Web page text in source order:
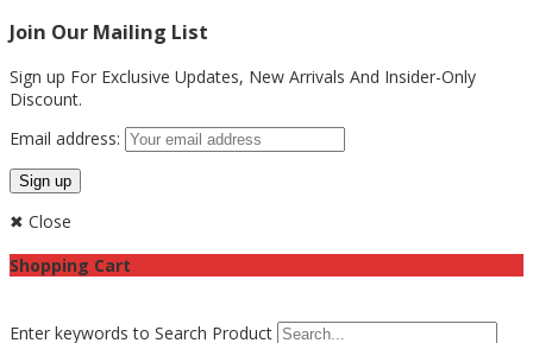
Join Our Mailing List
Sign up For Exclusive Updates, New Arrivals And Insider-Only
Discount.
Email address:
✖ Close
Shopping Cart
Enter keywords to Search Product